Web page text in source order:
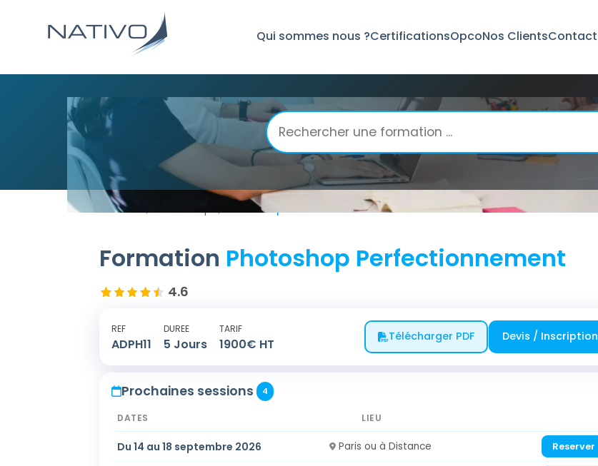
Qui sommes nous ?CertificationsOpcoNos ClientsContact
Accueil Photoshop Photoshop Perfectionnement
Formation Photoshop Perfectionnement
4.6
REF
ADPH11
DUREE
5 Jours
TARIF
1900€ HT Télécharger PDF Devis / Inscription
Prochaines sessions 4
DATES LIEU
Du 14 au 18 septembre 2026 Paris ou à Distance Reserver